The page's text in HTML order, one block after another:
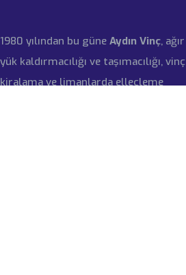
1980 yılından bu güne Aydın Vinç, ağır
yük kaldırmacılığı ve taşımacılığı, vinç
kiralama ve limanlarda elleçleme